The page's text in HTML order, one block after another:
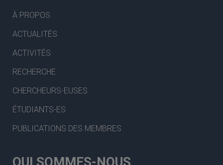
À PROPOS
ACTUALITÉS
ACTIVITÉS
RECHERCHE
CHERCHEURS-EUSES
ÉTUDIANTS-ES
PUBLICATIONS DES MEMBRES
QUI SOMMES-NOUS